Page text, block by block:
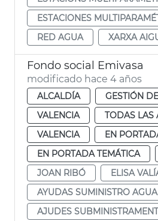
ESTACIONES
RED AGUA
XARXA
Fondo social Emivasa
modificado hace 4 años
ALCALDÍA
GESTIÓN
VALENCIA
TODAS LAS
VALENCIA
EN
EN PORTADA TEMÁTICA
JOAN RIBÓ
ELISA
AYUDAS SUMINISTRO AGUA
AJUDES